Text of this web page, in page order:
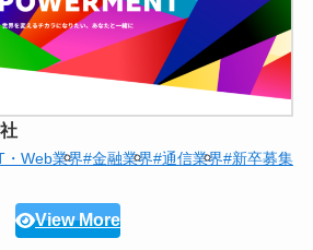
・Web業界#金融業界#通信業界#新卒募集
View More